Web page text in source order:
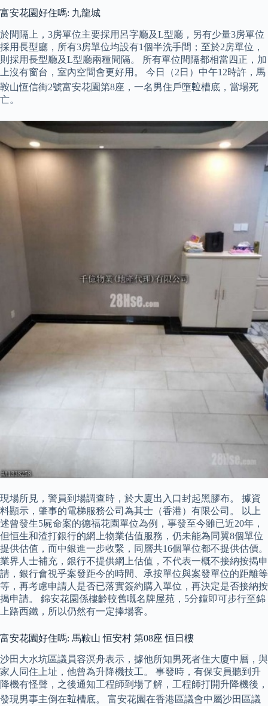
富安花園好住嗎: 九龍城
於間隔上，3房單位主要採用呂字廳及L型廳，另有少量3房單位
採用長型廳，所有3房單位均設有1個半洗手間；至於2房單位，
則採用長型廳及L型廳兩種間隔。 所有單位間隔都相當四正，加
上沒有窗台，室內空間會更好用。 今日（2日）中午12時許，馬
鞍山恆信街2號富安花園第8座，一名男住戶墮𨋢槽底，當場死
亡。
現場所見，警員到場調查時，於大廈出入口封起黑膠布。 據資
料顯示，肇事的電梯服務公司為其士（香港）有限公司。 以上
述曾發生5屍命案的德福花園單位為例，事發至今雖已近20年，
但恒生和渣打銀行的網上物業估值服務，仍未能為同翼8個單位
提供估值，而中銀進一步收緊，同層共16個單位都不提供估價。
業界人士補充，銀行不提供網上估值，不代表一概不接納按揭申
請，銀行會視乎案發距今的時間、承按單位與案發單位的距離等
等，再考慮申請人是否已落實簽約購入單位，再決定是否接納按
揭申請。 錦安花園係樓齡較舊嘅名牌屋苑，5分鐘即可步行至錦
上路西鐵，所以仍然有一定捧場客。
富安花園好住嗎: 馬鞍山 恒安村 第08座 恒日樓
沙田大水坑區議員容溟舟表示，據他所知男死者住大廈中層，與
家人同住上址，他曾為升降機技工。 事發時，有保安員聽到升
降機有怪聲，之後通知工程師到場了解，工程師打開升降機後，
發現男事主倒在𨋢槽底。 富安花園在香港區議會中屬沙田區議